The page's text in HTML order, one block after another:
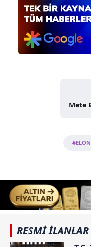
Mete
RESMİ İLANLAR